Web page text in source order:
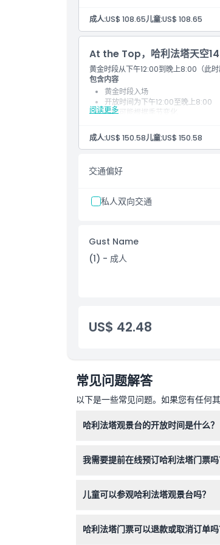
成人:US$ 108.65儿童:US$ 108.65
At the Top，哈利法塔天空
黄金时段从下午12:00到晚上8:00（此时
阅读更多
包含内容
黄金时段入场
开放时间为下午12:00至晚上8:00
时间可能根据季节变化
成人:US$ 150.58儿童:US$ 150.58
交通偏好
私人双向交通
Gust Name
(1) - 成人
US$ 42.48
常见问题解答
以下是一些常见问题。如果您有任何
哈利法塔观景台的开放时间是什么？
（以预订时确认为准）。
我需要提前在线预订哈利法塔门票吗
儿童可以参观哈利法塔观景台吗？
哈利法塔门票可以退款或取消订单吗